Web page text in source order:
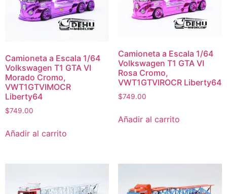
Camioneta a Escala 1/64
Volkswagen T1 GTA VI
Morado Cromo,
VWT1GTVIMOCR
Liberty64
$749.00
Añadir al carrito
Camioneta a Escala 1/64
Volkswagen T1 GTA VI
Rosa Cromo,
VWT1GTVIROCR Liberty64
$749.00
Añadir al carrito